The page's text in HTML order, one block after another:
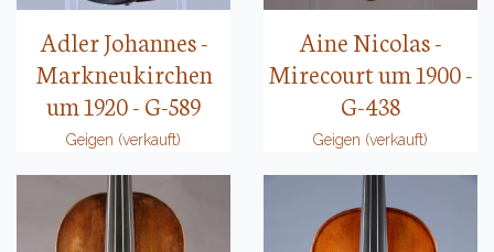
Adler Johannes -
Markneukirchen
um 1920 - G-589
Geigen (verkauft)
Aine Nicolas -
Mirecourt um 1900 -
G-438
Geigen (verkauft)